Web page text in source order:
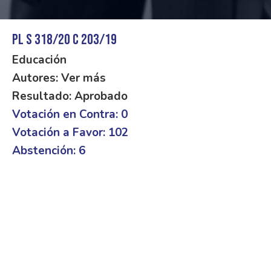
PL S 318/20 C 203/19
Educación
Autores: Ver más
Resultado: Aprobado
Votación en Contra: 0
Votación a Favor: 102
Abstención: 6